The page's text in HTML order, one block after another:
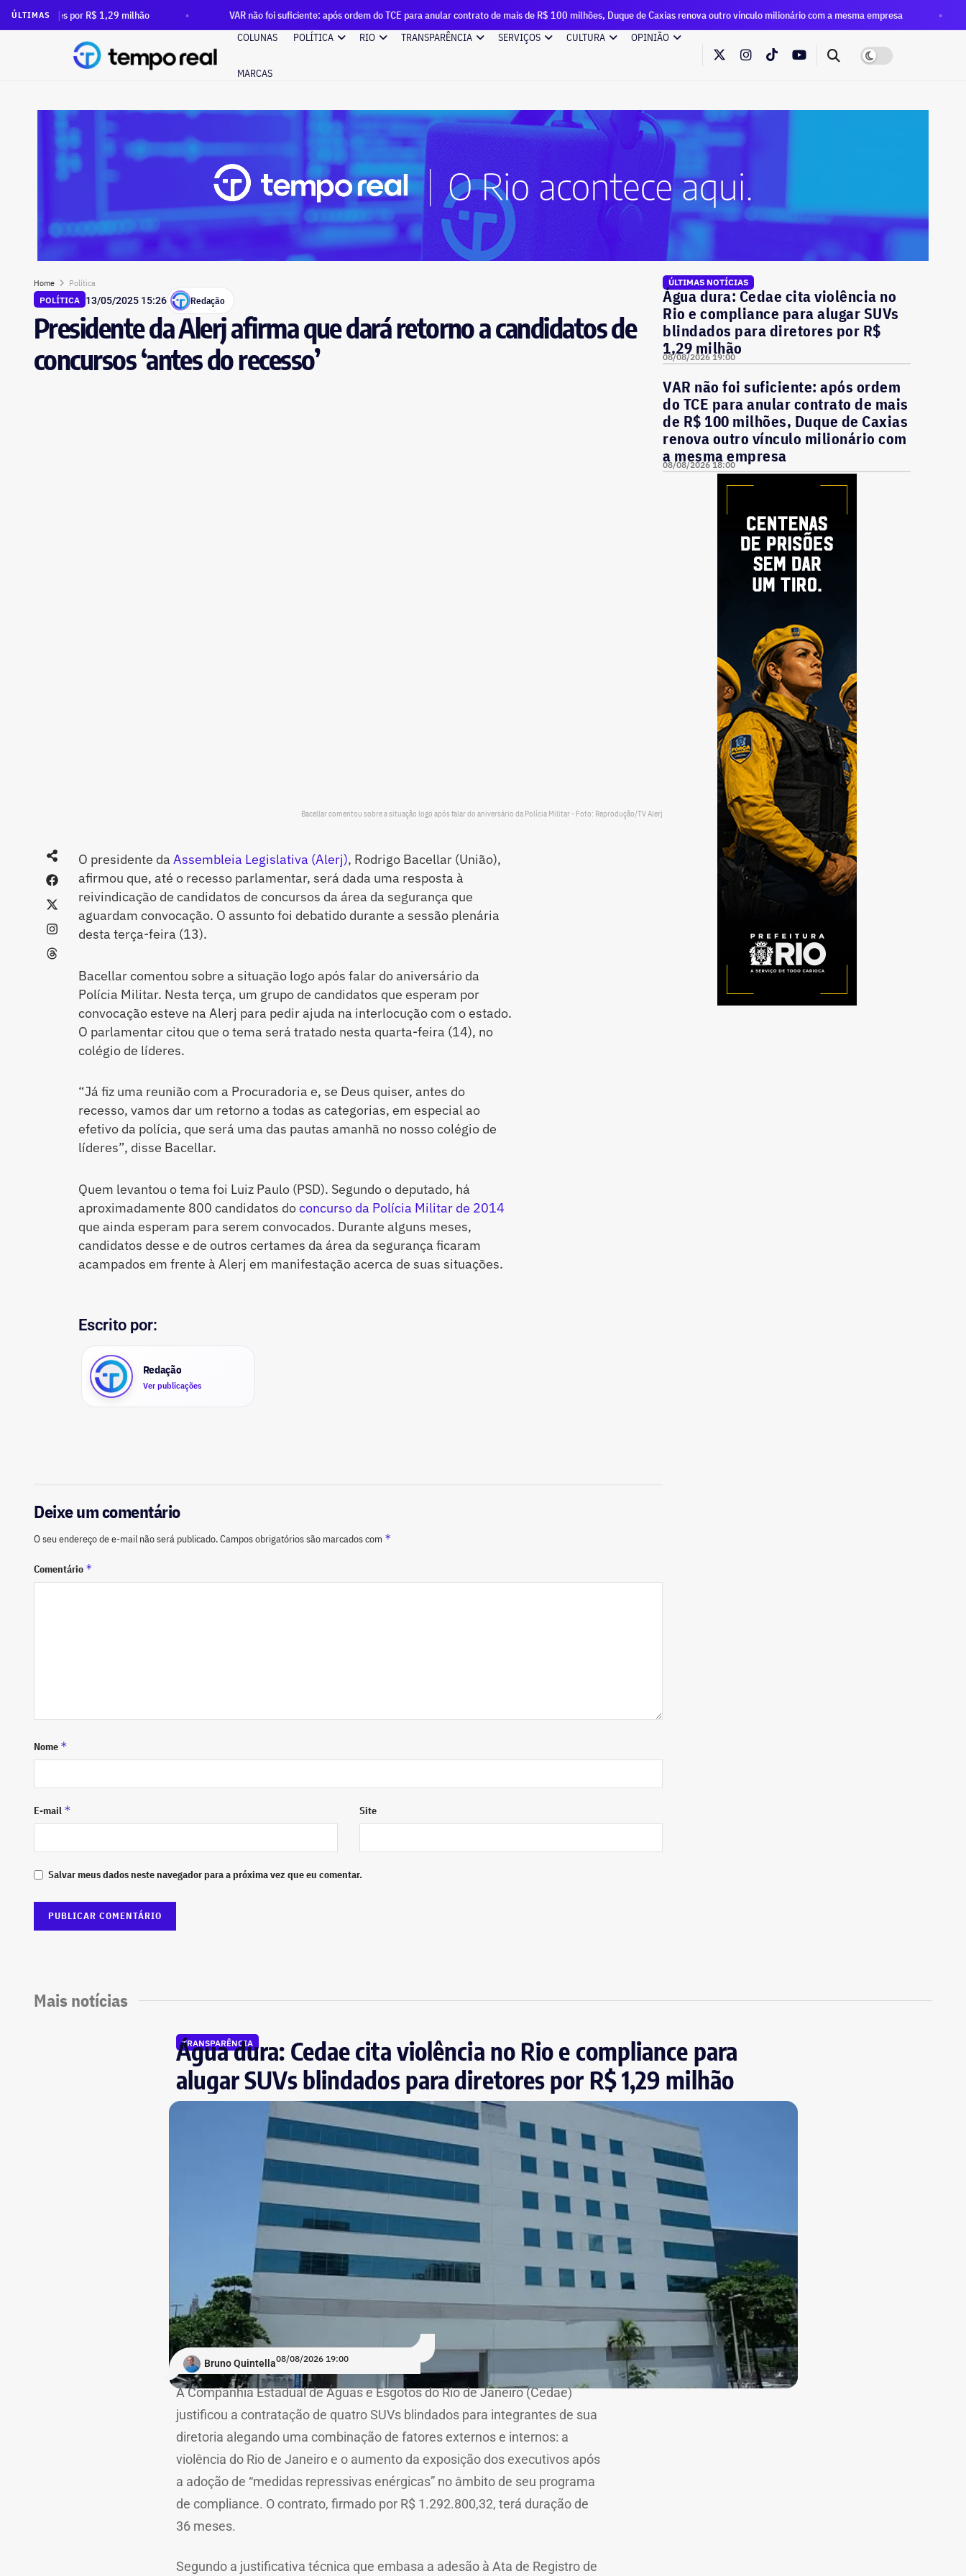
ÚLTIMAS
milhão VAR não foi suficiente: após ordem do TCE para anular contrato de mais de R$ 100 milhões, Duque de Caxias renova outro vínculo milionário com a mesma empresa
Eleições 2026:
COLUNAS
POLÍTICA RIO TRANSPARÊNCIA SERVIÇOS CULTURA OPINIÃO
MARCAS
Home
Política
POLÍTICA 13/05/2025 15:26 Redação
Presidente da Alerj afirma que dará retorno a candidatos de
concursos ‘antes do recesso’
Bacellar comentou sobre a situação logo após falar do aniversário da Polícia Militar - Foto: Reprodução/TV Alerj
O presidente da Assembleia Legislativa (Alerj), Rodrigo Bacellar (União),
afirmou que, até o recesso parlamentar, será dada uma resposta à
reivindicação de candidatos de concursos da área da segurança que
aguardam convocação. O assunto foi debatido durante a sessão plenária
desta terça-feira (13).
Bacellar comentou sobre a situação logo após falar do aniversário da
Polícia Militar. Nesta terça, um grupo de candidatos que esperam por
convocação esteve na Alerj para pedir ajuda na interlocução com o estado.
O parlamentar citou que o tema será tratado nesta quarta-feira (14), no
colégio de líderes.
“Já fiz uma reunião com a Procuradoria e, se Deus quiser, antes do
recesso, vamos dar um retorno a todas as categorias, em especial ao
efetivo da polícia, que será uma das pautas amanhã no nosso colégio de
líderes”, disse Bacellar.
Quem levantou o tema foi Luiz Paulo (PSD). Segundo o deputado, há
aproximadamente 800 candidatos doconcurso da Polícia Militar de 2014
que ainda esperam para serem convocados. Durante alguns meses,
candidatos desse e de outros certames da área da segurança ficaram
acampados em frente à Alerj em manifestação acerca de suas situações.
Escrito por:
Redação
Ver publicações
ÚLTIMAS NOTÍCIAS
Água dura: Cedae cita violência no
Rio e compliance para alugar SUVs
blindados para diretores por R$
1,29 milhão
08/08/2026 19:00
VAR não foi suficiente: após ordem
do TCE para anular contrato de mais
de R$ 100 milhões, Duque de Caxias
renova outro vínculo milionário com
a mesma empresa
08/08/2026 18:00
Deixe um comentário
O seu endereço de e-mail não será publicado.Campos obrigatórios são marcados com *
Comentário *
Nome *
E-mail * Site
Salvar meus dados neste navegador para a próxima vez que eu comentar.
Mais notícias
TRANSPARÊNCIA
Água dura: Cedae cita violência no Rio e compliance para
alugar SUVs blindados para diretores por R$ 1,29 milhão
Bruno Quintella08/08/2026 19:00
A Companhia Estadual de Águas e Esgotos do Rio de Janeiro (Cedae)
justificou a contratação de quatro SUVs blindados para integrantes de sua
diretoria alegando uma combinação de fatores externos e internos: a
violência do Rio de Janeiro e o aumento da exposição dos executivos após
a adoção de “medidas repressivas enérgicas” no âmbito de seu programa
de compliance. O contrato, firmado por R$ 1.292.800,32, terá duração de
36 meses.
Segundo a justificativa técnica que embasa a adesão à Ata de Registro de